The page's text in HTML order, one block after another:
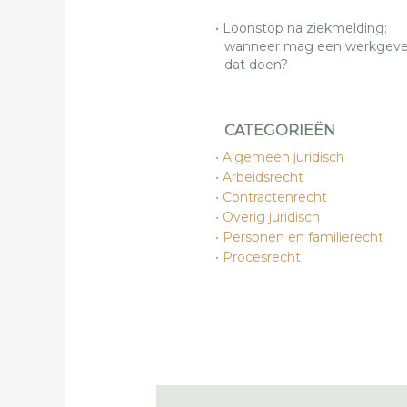
Loonstop na ziekmelding:
wanneer mag een
dat doen?
CATEGORIEËN
Algemeen juridisch
Arbeidsrecht
Contractenrecht
Overig juridisch
Personen en familierecht
Procesrecht